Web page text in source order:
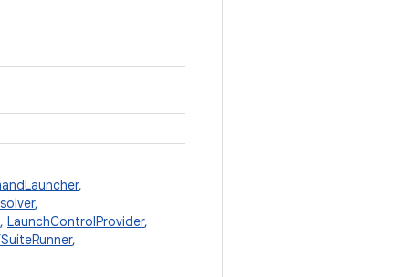
,
,
, LaunchControlProvider,
,